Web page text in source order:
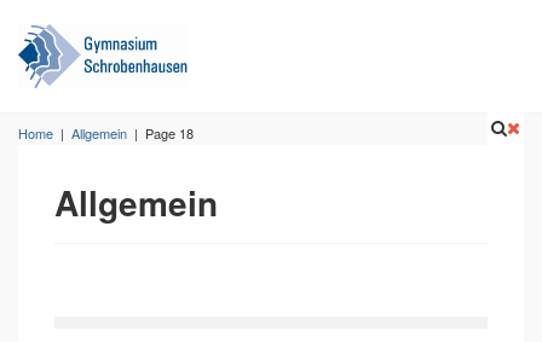
Home | Allgemein | Page 18
Allgemein